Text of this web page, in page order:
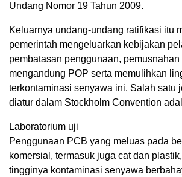
Undang Nomor 19 Tahun 2009.
Keluarnya undang-undang ratifikasi itu
pemerintah mengeluarkan kebijakan
pembatasan penggunaan,
mengandung POP serta memulihkan
terkontaminasi senyawa ini. Salah satu
diatur dalam Stockholm Convention
Laboratorium uji
Penggunaan PCB yang meluas pada
komersial, termasuk juga cat dan
tingginya kontaminasi senyawa